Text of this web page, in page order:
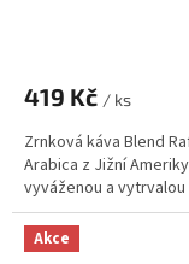
419 Kč / ks
Zrnková káva Blend
Arabica z Jižní
vyváženou a
Akce